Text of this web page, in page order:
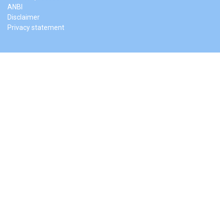
ANBI
Disclaimer
Privacy statement